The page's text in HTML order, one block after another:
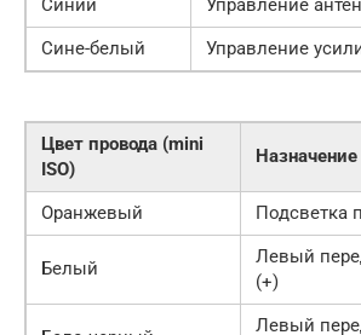
Синий
Управление
Сине-белый
Управление
Цвет провода (mini
ISO)
Назначение
Оранжевый Подсветка
Белый
Левый
(+)
Левый